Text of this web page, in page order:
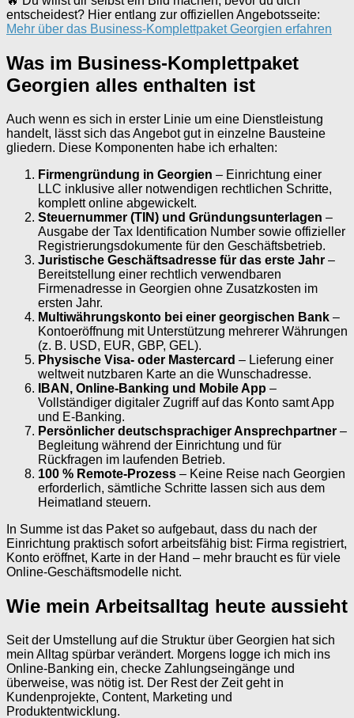
entscheidest? Hier entlang zur offiziellen Angebotsseite:
Mehr über das Business-Komplettpaket Georgien erfahren
Was im Business-Komplettpaket
Georgien alles enthalten ist
Auch wenn es sich in erster Linie um eine Dienstleistung
handelt, lässt sich das Angebot gut in einzelne Bausteine
gliedern. Diese Komponenten habe ich erhalten:
Firmengründung in Georgien – Einrichtung einer
LLC inklusive aller notwendigen rechtlichen Schritte,
komplett online abgewickelt.
Steuernummer (TIN) und Gründungsunterlagen –
Ausgabe der Tax Identification Number sowie offizieller
Registrierungsdokumente für den Geschäftsbetrieb.
Juristische Geschäftsadresse für das erste Jahr –
Bereitstellung einer rechtlich verwendbaren
Firmenadresse in Georgien ohne Zusatzkosten im
ersten Jahr.
Multiwährungskonto bei einer georgischen Bank –
Kontoeröffnung mit Unterstützung mehrerer Währungen
(z. B. USD, EUR, GBP, GEL).
Physische Visa- oder Mastercard – Lieferung einer
weltweit nutzbaren Karte an die Wunschadresse.
IBAN, Online-Banking und Mobile App –
Vollständiger digitaler Zugriff auf das Konto samt App
und E-Banking.
Persönlicher deutschsprachiger Ansprechpartner –
Begleitung während der Einrichtung und für
Rückfragen im laufenden Betrieb.
100 % Remote-Prozess – Keine Reise nach Georgien
erforderlich, sämtliche Schritte lassen sich aus dem
Heimatland steuern.
In Summe ist das Paket so aufgebaut, dass du nach der
Einrichtung praktisch sofort arbeitsfähig bist: Firma registriert,
Konto eröffnet, Karte in der Hand – mehr braucht es für viele
Online-Geschäftsmodelle nicht.
Wie mein Arbeitsalltag heute aussieht
Seit der Umstellung auf die Struktur über Georgien hat sich
mein Alltag spürbar verändert. Morgens logge ich mich ins
Online-Banking ein, checke Zahlungseingänge und
überweise, was nötig ist. Der Rest der Zeit geht in
Kundenprojekte, Content, Marketing und
Produktentwicklung.